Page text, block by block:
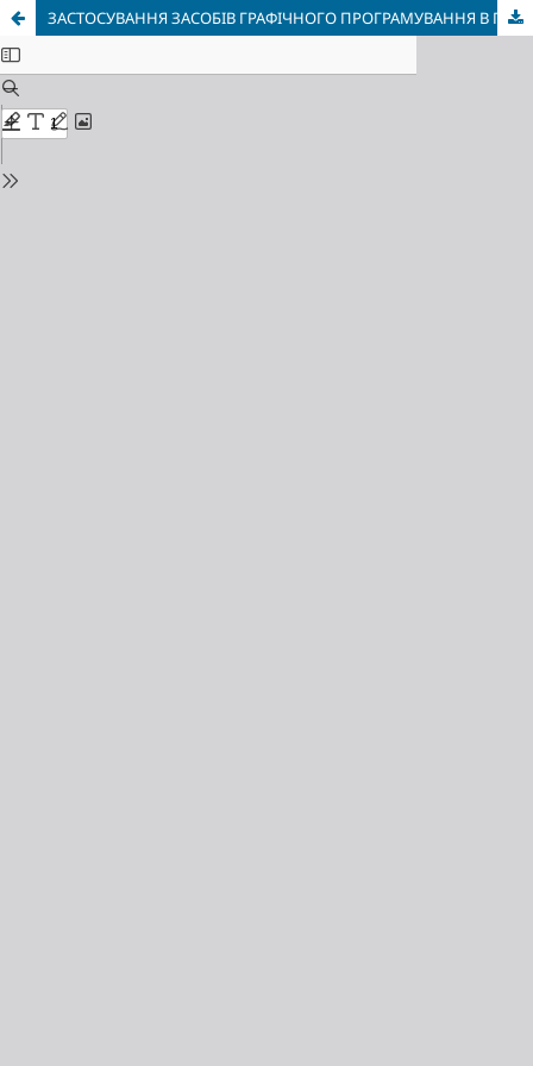
ЗАСТОСУВАННЯ ЗАСОБІВ ГРАФІЧНОГО ПРОГРАМУВАННЯ В ПРОЦЕСІ НАВЧАННЯ СТУДЕНТІВ ТЕХНІЧНОГО НАПРАВЛЕННЯ